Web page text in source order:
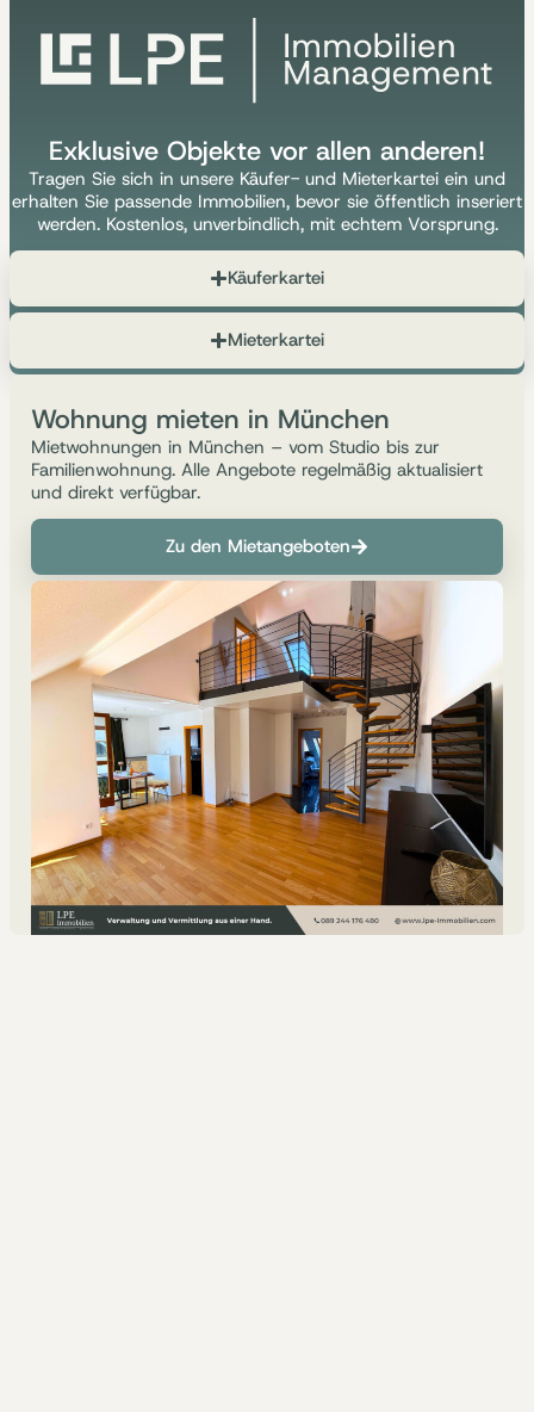
Exklusive Objekte vor allen anderen!
Tragen Sie sich in unsere Käufer- und Mieterkartei ein und
erhalten Sie passende Immobilien, bevor sie öffentlich inseriert
werden. Kostenlos, unverbindlich, mit echtem Vorsprung.
Käuferkartei
Mieterkartei
Wohnung mieten in München
Mietwohnungen in München – vom Studio bis zur
Familienwohnung. Alle Angebote regelmäßig aktualisiert
und direkt verfügbar.
Zu den Mietangeboten